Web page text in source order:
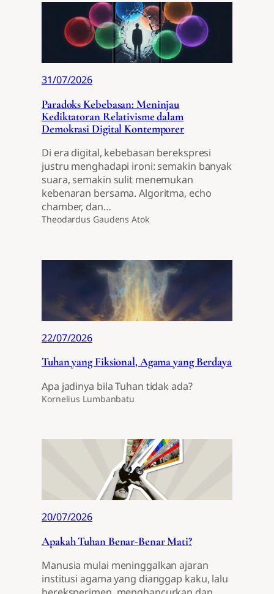
31/07/2026
Paradoks Kebebasan: Meninjau
Kediktatoran Relativisme dalam
Demokrasi Digital Kontemporer
Di era digital, kebebasan berekspresi
justru menghadapi ironi: semakin banyak
suara, semakin sulit menemukan
kebenaran bersama. Algoritma, echo
chamber, dan…
Theodardus Gaudens Atok
22/07/2026
Tuhan yang Fiksional, Agama yang Berdaya
Apa jadinya bila Tuhan tidak ada?
Kornelius Lumbanbatu
20/07/2026
Apakah Tuhan Benar-Benar Mati?
Manusia mulai meninggalkan ajaran
institusi agama yang dianggap kaku, lalu